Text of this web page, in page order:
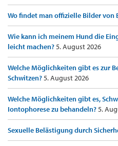
Wo findet man offizielle Bilder von
Wie kann ich meinem Hund die
leicht machen?5. August 2026
Welche Möglichkeiten gibt es zur
Schwitzen?5. August 2026
Welche Möglichkeiten gibt es,
Iontophorese zu behandeln?5.
Sexuelle Belästigung durch